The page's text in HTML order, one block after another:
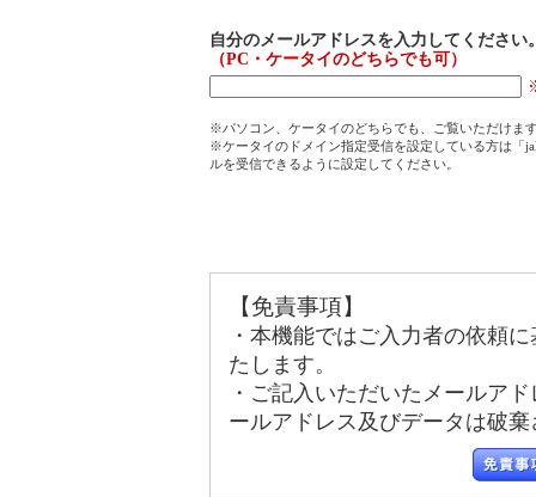
自分のメールアドレスを入力してください
（PC・ケータイのどちらでも可）
※パソコン、ケータイのどちらでも、ご覧いただけま
※ケータイのドメイン指定受信を設定している方は「
ルを受信できるように設定してください。
【免責事項】
・本機能ではご入力者の依頼
たします。
・ご記入いただいたメールア
ールアドレス及びデータは破